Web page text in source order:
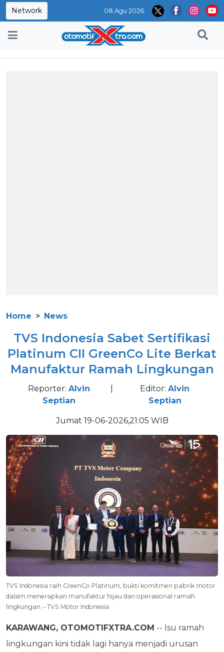
Network 08 Agu 2026
Home News
TVS Indonesia Sabet Sertifikasi
Platinum CII GreenCo Lite Berkat
Manufaktur Ramah Lingkungan
Reporter: Alvin
Septian
Editor:Alvin
Septian
Jumat 19-06-2026,21:05 WIB
TVS Indonesia raih GreenCo Platinum, bukti komitmen pabrik motor
dalam menerapkan manufaktur hijau dan operasional ramah
lingkungan.--TVS Motor Indonesia
KARAWANG, OTOMOTIFXTRA.COM -- Isu ramah
lingkungan kini tidak lagi hanya menjadi urusan